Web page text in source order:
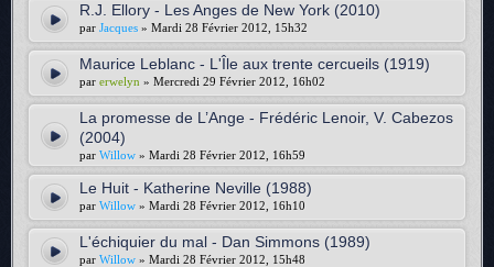
R.J. Ellory - Les Anges de New York (2010)
par Jacques » Mardi 28 Février 2012, 15h32
Maurice Leblanc - L'Île aux trente cercueils (1919)
par erwelyn » Mercredi 29 Février 2012, 16h02
La promesse de L’Ange - Frédéric Lenoir, V. Cabezos
(2004)
par Willow » Mardi 28 Février 2012, 16h59
Le Huit - Katherine Neville (1988)
par Willow » Mardi 28 Février 2012, 16h10
L'échiquier du mal - Dan Simmons (1989)
par Willow » Mardi 28 Février 2012, 15h48